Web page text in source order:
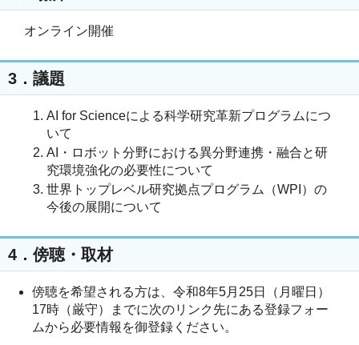
オンライン開催
3．議題
AI for Scienceによる科学研究革新プログラムにつ
いて
AI・ロボット分野における異分野連携・融合と研
究環境強化の必要性について
世界トップレベル研究拠点プログラム（WPI）の
今後の展開について
4．傍聴・取材
傍聴を希望される方は、令和8年5月25日（月曜日）
17時（厳守）までに次のリンク先にある登録フォー
ムから必要情報を御登録ください。